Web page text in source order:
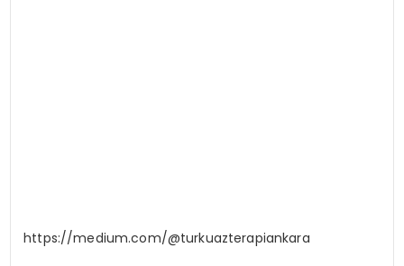
https://medium.com/@turkuazterapiankara